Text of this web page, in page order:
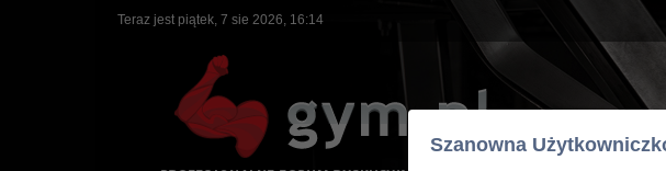
Teraz jest piątek, 7 sie 2026, 16:14
Szanowna